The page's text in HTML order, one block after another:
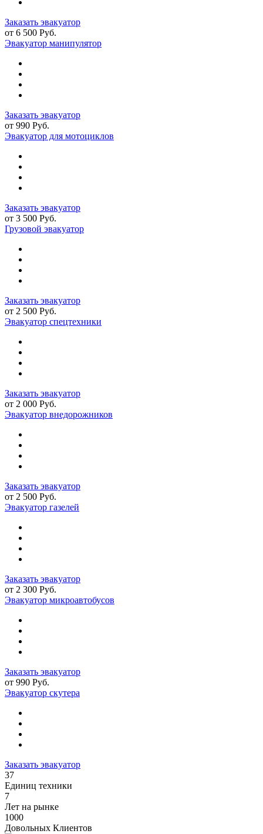
Заказать эвакуатор
от 6 500 Руб.
Эвакуатор манипулятор
Заказать эвакуатор
от 990 Руб.
Эвакуатор для мотоциклов
Заказать эвакуатор
от 3 500 Руб.
Грузовой эвакуатор
Заказать эвакуатор
от 2 500 Руб.
Эвакуатор спецтехники
Заказать эвакуатор
от 2 000 Руб.
Эвакуатор внедорожников
Заказать эвакуатор
от 2 500 Руб.
Эвакуатор газелей
Заказать эвакуатор
от 2 300 Руб.
Эвакуатор микроавтобусов
Заказать эвакуатор
от 990 Руб.
Эвакуатор скутера
Заказать эвакуатор
37
Единиц техники
7
Лет на рынке
1000
Довольных Клиентов